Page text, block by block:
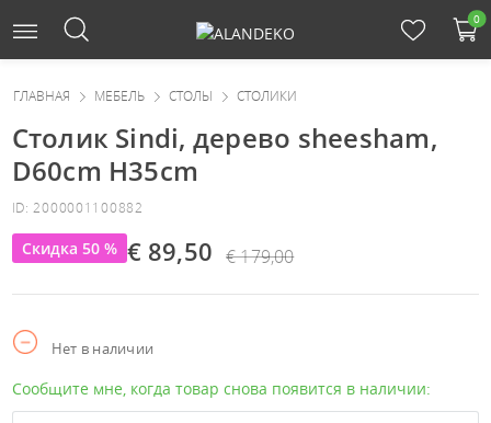
0
ГЛАВНАЯ МЕБЕЛЬ СТОЛЫ СТОЛИКИ
Cтолик Sindi, дерево sheesham,
D60cm H35cm
ID: 2000001100882
Скидка 50 % € 89,50 € 179,00
Нет в наличии
Сообщите мне, когда товар снова появится в наличии: